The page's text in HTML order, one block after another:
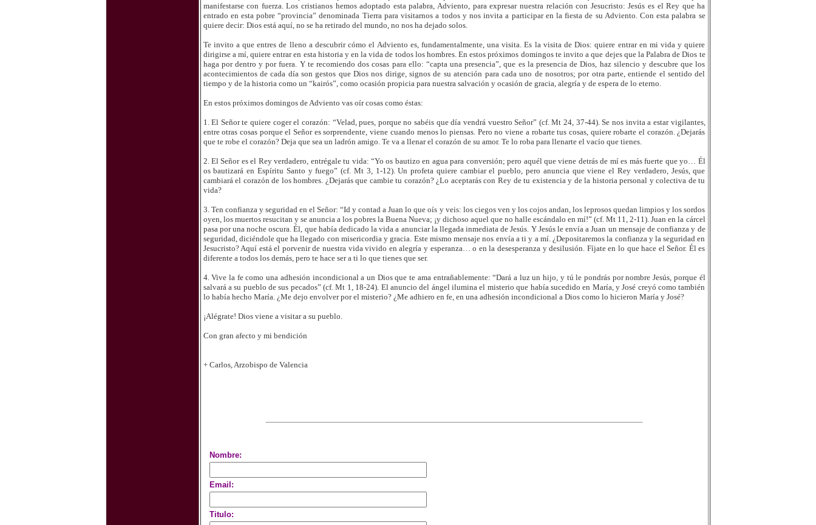
manifestarse con fuerza. Los cristianos hemos adoptado esta palabra, Adviento, para expresar nuestra relación con Jesucristo: Jesús es el Rey que ha
entrado en esta pobre “provincia” denominada Tierra para visitarnos a todos y nos invita a participar en la fiesta de su Adviento. Con esta palabra se
quiere decir: Dios está aquí, no se ha retirado del mundo, no nos ha dejado solos.
Te invito a que entres de lleno a descubrir cómo el Adviento es, fundamentalmente, una visita. Es la visita de Dios: quiere entrar en mi vida y quiere
dirigirse a mí, quiere entrar en esta historia y en la vida de todos los hombres. En estos próximos domingos te invito a que dejes que la Palabra de Dios te
haga por dentro y por fuera. Y te recomiendo dos cosas para ello: “capta una presencia”, que es la presencia de Dios, haz silencio y descubre que los
acontecimientos de cada día son gestos que Dios nos dirige, signos de su atención para cada uno de nosotros; por otra parte, entiende el sentido del
tiempo y de la historia como un “kairós”, como ocasión propicia para nuestra salvación y ocasión de gracia, alegría y de espera de lo eterno.
En estos próximos domingos de Adviento vas oír cosas como éstas:
1. El Señor te quiere coger el corazón: “Velad, pues, porque no sabéis que día vendrá vuestro Señor” (cf. Mt 24, 37-44). Se nos invita a estar vigilantes,
entre otras cosas porque el Señor es sorprendente, viene cuando menos lo piensas. Pero no viene a robarte tus cosas, quiere robarte el corazón. ¿Dejarás
que te robe el corazón? Deja que sea un ladrón amigo. Te va a llenar el corazón de su amor. Te lo roba para llenarte el vacío que tienes.
2. El Señor es el Rey verdadero, entrégale tu vida: “Yo os bautizo en agua para conversión; pero aquél que viene detrás de mí es más fuerte que yo… Él
os bautizará en Espíritu Santo y fuego” (cf. Mt 3, 1-12). Un profeta quiere cambiar el pueblo, pero anuncia que viene el Rey verdadero, Jesús, que
cambiará el corazón de los hombres. ¿Dejarás que cambie tu corazón? ¿Lo aceptarás con Rey de tu existencia y de la historia personal y colectiva de tu
vida?
3. Ten confianza y seguridad en el Señor: “Id y contad a Juan lo que oís y veis: los ciegos ven y los cojos andan, los leprosos quedan limpios y los sordos
oyen, los muertos resucitan y se anuncia a los pobres la Buena Nueva; ¡y dichoso aquel que no halle escándalo en mí!” (cf. Mt 11, 2-11). Juan en la cárcel
pasa por una noche oscura. Él, que había dedicado la vida a anunciar la llegada inmediata de Jesús. Y Jesús le envía a Juan un mensaje de confianza y de
seguridad, diciéndole que ha llegado con misericordia y gracia. Este mismo mensaje nos envía a ti y a mí. ¿Depositaremos la confianza y la seguridad en
Jesucristo? Aquí está el porvenir de nuestra vida vivido en alegría y esperanza… o en la desesperanza y desilusión. Fíjate en lo que hace el Señor. Él es
diferente a todos los demás, pero te hace ser a ti lo que tienes que ser.
4. Vive la fe como una adhesión incondicional a un Dios que te ama entrañablemente: “Dará a luz un hijo, y tú le pondrás por nombre Jesús, porque él
salvará a su pueblo de sus pecados” (cf. Mt 1, 18-24). El anuncio del ángel ilumina el misterio que había sucedido en María, y José creyó como también
lo había hecho María. ¿Me dejo envolver por el misterio? ¿Me adhiero en fe, en una adhesión incondicional a Dios como lo hicieron María y José?
¡Alégrate! Dios viene a visitar a su pueblo.
Con gran afecto y mi bendición
+ Carlos, Arzobispo de Valencia
Nombre:
Email:
Titulo: